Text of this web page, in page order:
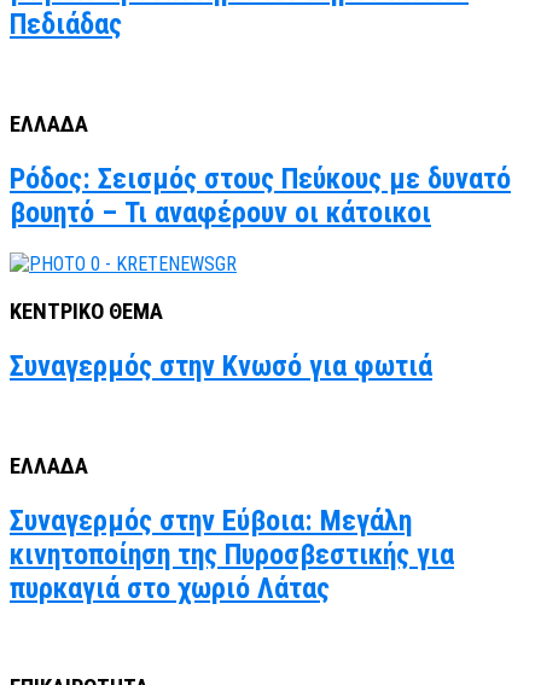
Πεδιάδας
ΕΛΛΑΔΑ
Ρόδος: Σεισμός στους Πεύκους με δυνατό
βουητό – Τι αναφέρουν οι κάτοικοι
ΚΕΝΤΡΙΚΟ ΘΕΜΑ
Συναγερμός στην Κνωσό για φωτιά
ΕΛΛΑΔΑ
Συναγερμός στην Εύβοια: Μεγάλη
κινητοποίηση της Πυροσβεστικής για
πυρκαγιά στο χωριό Λάτας